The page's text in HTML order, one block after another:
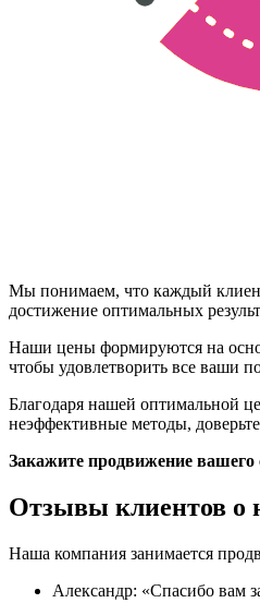
Мы понимаем, что каждый
достижение оптимальных
Наши цены формируются на
чтобы удовлетворить все ваши
Благодаря нашей оптимальной
неэффективные методы,
Закажите продвижение вашего
Отзывы клиентов о
Наша компания занимается
Александр: «Спасибо вам